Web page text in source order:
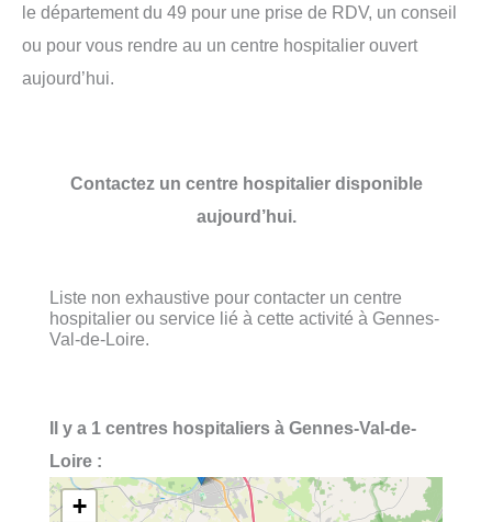
le département du 49 pour une prise de RDV, un conseil
ou pour vous rendre au un centre hospitalier ouvert
aujourd’hui.
Contactez un centre hospitalier disponible
aujourd’hui.
Liste non exhaustive pour contacter un centre
hospitalier ou service lié à cette activité à Gennes-
Val-de-Loire.
Il y a 1 centres hospitaliers à Gennes-Val-de-
Loire :
+